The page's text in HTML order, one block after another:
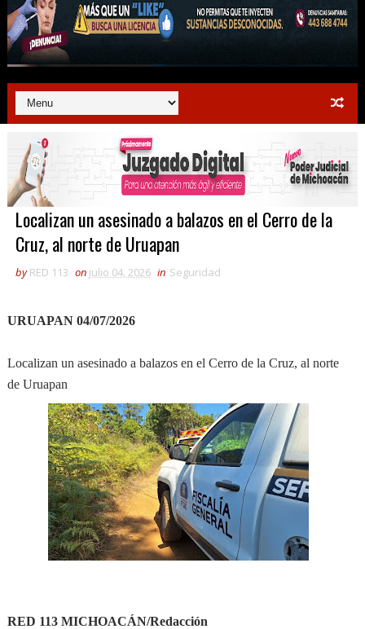
Localizan un asesinado a balazos en el Cerro de la
Cruz, al norte de Uruapan
by RED 113 on julio 04, 2026 in Seguridad
URUAPAN 04/07/2026
Localizan un asesinado a balazos en el Cerro de la Cruz, al norte
de Uruapan
RED 113 MICHOACÁN/Redacción